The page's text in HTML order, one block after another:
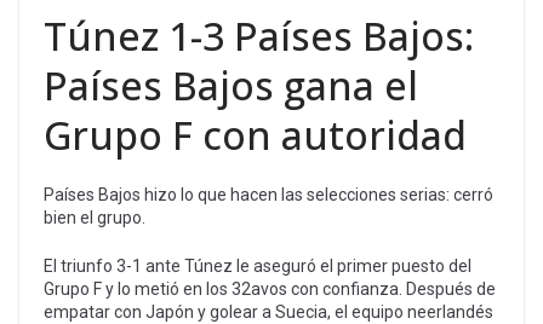
Túnez 1-3 Países Bajos:
Países Bajos gana el
Grupo F con autoridad
Países Bajos hizo lo que hacen las selecciones serias: cerró
bien el grupo.
El triunfo 3-1 ante Túnez le aseguró el primer puesto del
Grupo F y lo metió en los 32avos con confianza. Después de
empatar con Japón y golear a Suecia, el equipo neerlandés